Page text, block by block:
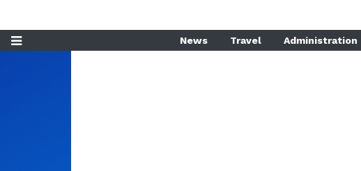
News Travel Administration